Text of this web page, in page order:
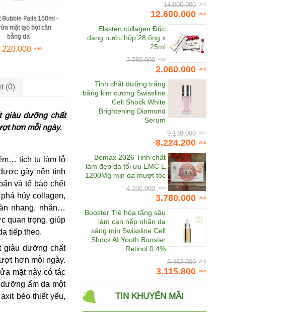
Lumipeel 150ml -
tẩy tế bào chết &
làm trắng da
La Mer The Renewal Oil
Exfoliator 100ml - Tẩy tế bào
La Mer The Essence
Foaming Cleanser 125ml -
Sữa rửa mặt làm sạch cân
bằng da
3.800.000
(0)
giàu dưỡng chất
hơn mỗi ngày.
tích tụ làm lỗ
gây nên tình
và tế bào chết
hủy collagen,
nhang, nhăn…
quan trọng, giúp
tiếp theo.
giàu dưỡng chất
hơn mỗi ngày.
mặt này có tác
ẩm da một
béo thiết yếu,
Bioline Jato
BL Miracle
Cheong Kwan Jang
Chunho Vina
COCOAGE Cosmetics
CodeAge USA
Daedong Korea Ginseng
Dalton
Damode
Deep Blue Health
Dr.CPU
14.000.000
12.600.000
Elasten collagen Đức
dạng nước hộp 28 ống x
25ml
2.750.000
2.060.000
Tinh chất dưỡng trắng
bằng kim cương Swissline
Cell Shock White
Brightening Diamond
Serum
9.138.000
8.224.200
Bemax 2026 Tinh chất
làm đẹp da tối ưu EMC E
1200Mg mịn da mượt tóc
4.200.000
3.780.000
Booster Trẻ hóa tấng sâu
làm cạn nếp nhăn da
sáng mịn Swissline Cell
Shock AI Youth Booster
Retinol 0.4%
3.462.000
3.115.800
TIN KHUYẾN MÃI